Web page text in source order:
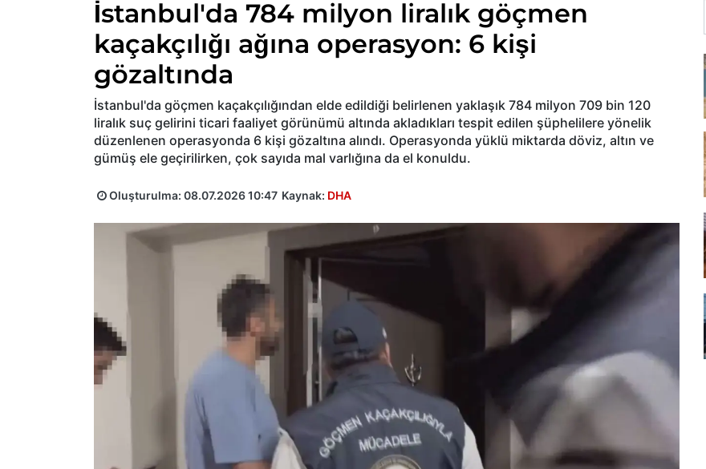
İstanbul'da 784 milyon liralık göçmen
kaçakçılığı ağına operasyon: 6 kişi
gözaltında
İstanbul'da göçmen kaçakçılığından elde edildiği belirlenen yaklaşık 784 milyon 709 bin 120
liralık suç gelirini ticari faaliyet görünümü altında akladıkları tespit edilen şüphelilere yönelik
düzenlenen operasyonda 6 kişi gözaltına alındı. Operasyonda yüklü miktarda döviz, altın ve
gümüş ele geçirilirken, çok sayıda mal varlığına da el konuldu.
Oluşturulma: 08.07.2026 10:47 Kaynak: DHA